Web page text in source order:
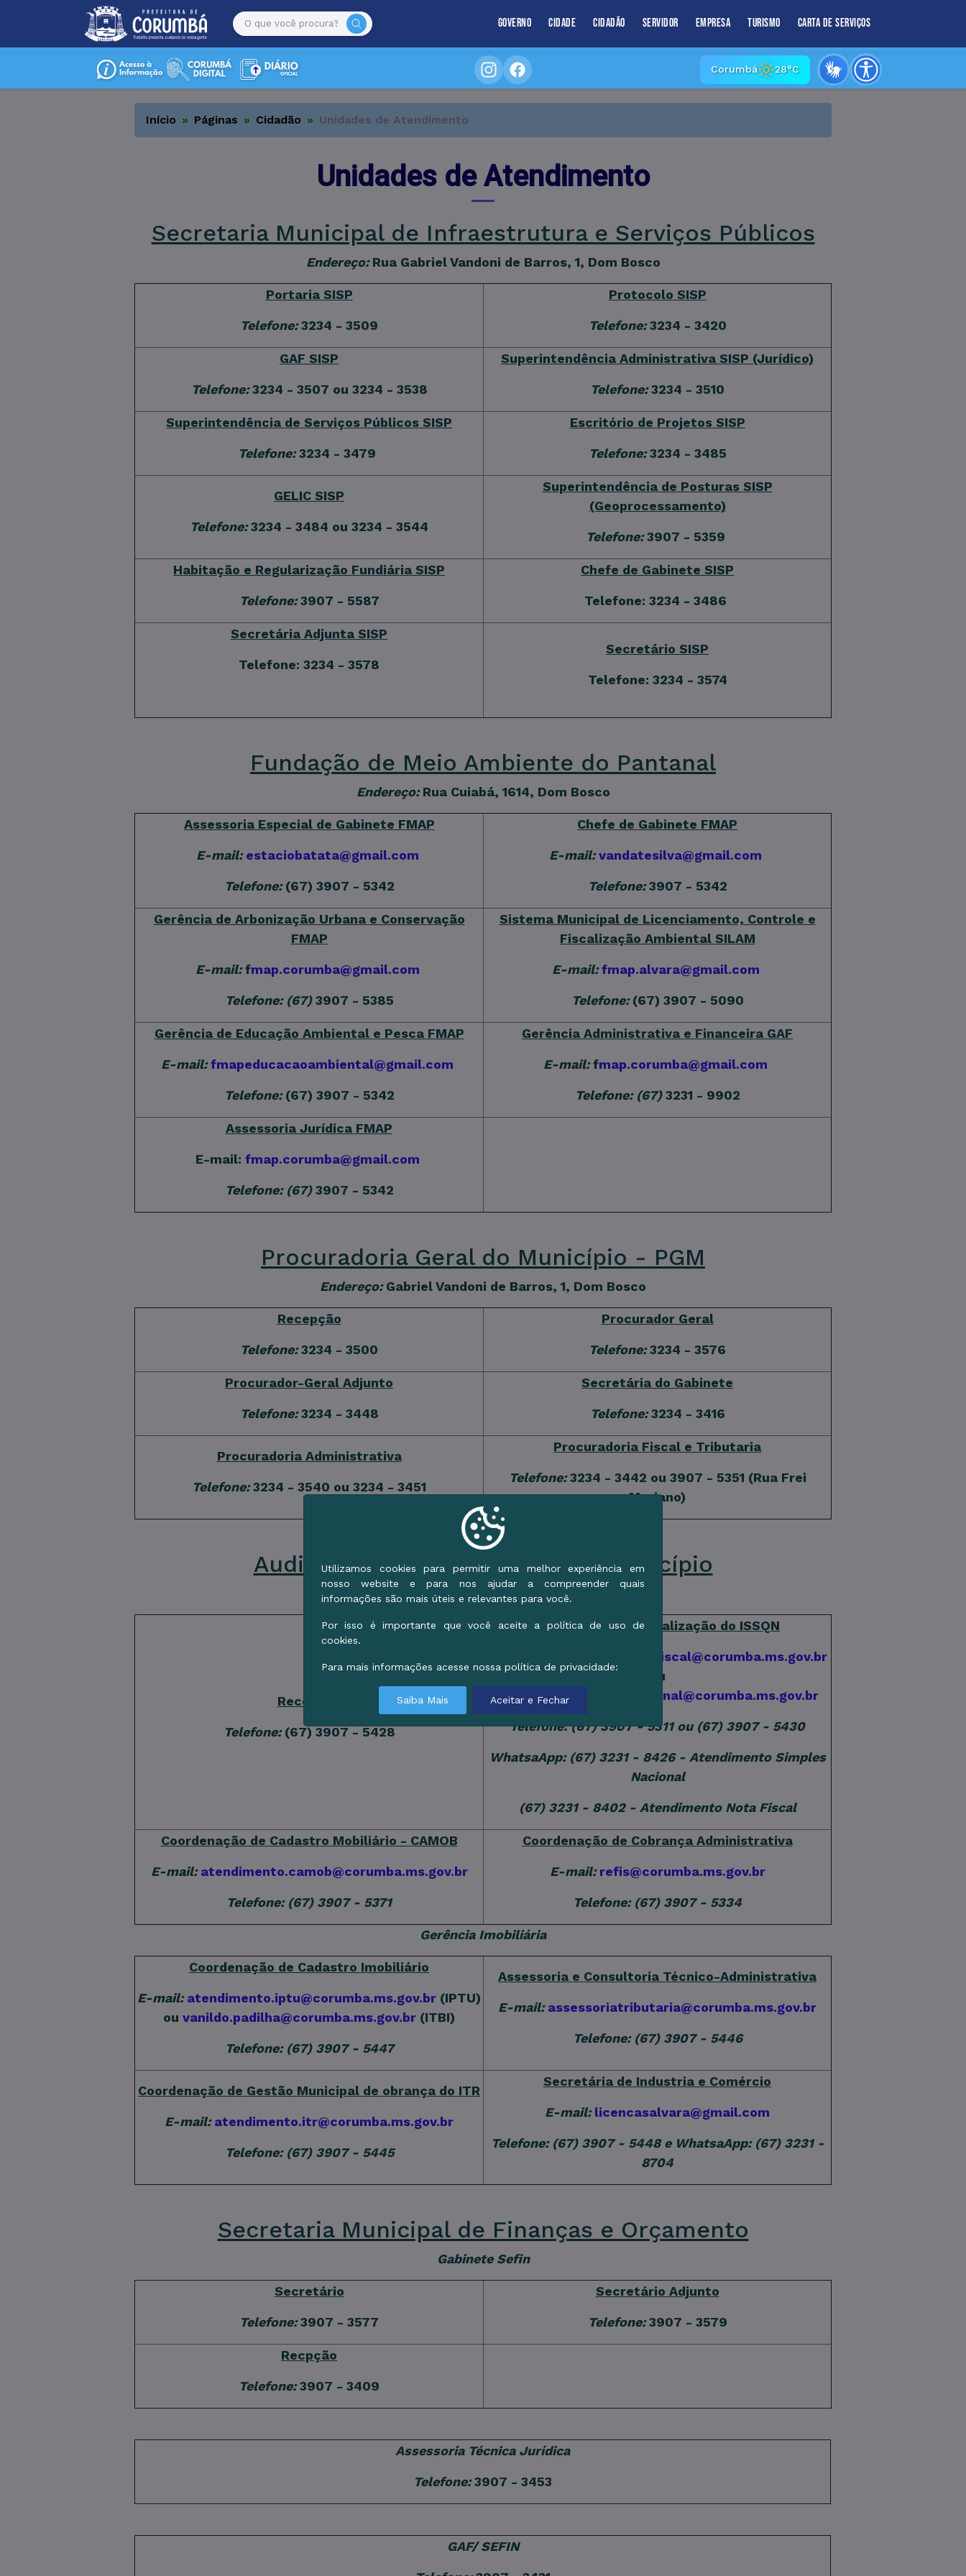
Governo Cidade Cidadão Servidor Empresa Turismo Carta de Serviços
Corumbá 28°C
Início Páginas Cidadão Unidades de Atendimento
Unidades de Atendimento
Secretaria Municipal de Infraestrutura e Serviços Públicos
Endereço:Rua Gabriel Vandoni de Barros, 1, Dom Bosco
Portaria SISP
Telefone:3234 - 3509
Protocolo SISP
Telefone:3234 - 3420
GAF SISP
Telefone:3234 - 3507 ou 3234 - 3538
Superintendência Administrativa SISP (Jurídico)
Telefone:3234 - 3510
Superintendência de Serviços Públicos SISP
Telefone:3234 - 3479
Escritório de Projetos SISP
Telefone:3234 - 3485
GELIC SISP
Telefone:3234 - 3484 ou 3234 - 3544
Superintendência de Posturas SISP
(Geoprocessamento)
Telefone:3907 - 5359
Habitação e Regularização Fundiária SISP
Telefone:3907 - 5587
Chefe de Gabinete SISP
Telefone: 3234 - 3486
Secretária Adjunta SISP
Telefone: 3234 - 3578
Secretário SISP
Telefone: 3234 - 3574
Fundação de Meio Ambiente do Pantanal
Endereço:Rua Cuiabá, 1614, Dom Bosco
Assessoria Especial de Gabinete FMAP
E-mail: estaciobatata@gmail.com
Telefone:(67) 3907 - 5342
Chefe de Gabinete FMAP
E-mail: vandatesilva@gmail.com
Telefone:3907 - 5342
Gerência de Arbonização Urbana e Conservação
FMAP
E-mail:fmap.corumba@gmail.com
Telefone: (67)3907 - 5385
Sistema Municipal de Licenciamento, Controle e
Fiscalização Ambiental SILAM
E-mail:fmap.alvara@gmail.com
Telefone:(67) 3907 - 5090
Gerência de Educação Ambiental e Pesca FMAP
E-mail:fmapeducacaoambiental@gmail.com
Telefone:(67) 3907 - 5342
Gerência Administrativa e Financeira GAF
E-mail:fmap.corumba@gmail.com
Telefone: (67)3231 - 9902
Assessoria Jurídica FMAP
E-mail: fmap.corumba@gmail.com
Telefone: (67)3907 - 5342
Procuradoria Geral do Município - PGM
Endereço:Gabriel Vandoni de Barros, 1, Dom Bosco
Recepção
Telefone:3234 - 3500
Procurador Geral
Telefone:3234 - 3576
Procurador-Geral Adjunto
Telefone:3234 - 3448
Secretária do Gabinete
Telefone:3234 - 3416
Procuradoria Administrativa
Telefone:3234 - 3540 ou 3234 - 3451
Procuradoria Fiscal e Tributaria
Telefone:3234 - 3442 ou 3907 - 5351 (Rua Frei
Mariano)
Auditoria Geral de Fazenda do Município
Gerência Mobiliária
Recepção
Telefone:(67) 3907 - 5428
Coordenaão de Fiscalização do ISSQN
atendimento.notafiscal@corumba.ms.gov.br
ou
atendimentosimplesnacional@corumba.ms.gov.br
Telefone: (67) 3907 - 5311 ou (67) 3907 - 5430
WhatsaApp: (67) 3231 - 8426 - Atendimento Simples
Nacional
(67) 3231 - 8402 - Atendimento Nota Fiscal
Coordenação de Cadastro Mobiliário - CAMOB
E-mail: atendimento.camob@corumba.ms.gov.br
Telefone: (67) 3907 - 5371
Coordenação de Cobrança Administrativa
E-mail: refis@corumba.ms.gov.br
Telefone: (67) 3907 - 5334
Gerência Imobiliária
Coordenação de Cadastro Imobiliário
E-mail: atendimento.iptu@corumba.ms.gov.br (IPTU)
ou vanildo.padilha@corumba.ms.gov.br (ITBI)
Telefone: (67) 3907 - 5447
Assessoria e Consultoria Técnico-Administrativa
E-mail: assessoriatributaria@corumba.ms.gov.br
Telefone: (67) 3907 - 5446
Coordenação de Gestão Municipal de obrança do ITR
E-mail: atendimento.itr@corumba.ms.gov.br
Telefone: (67) 3907 - 5445
Secretária de Industria e Comércio
E-mail: licencasalvara@gmail.com
Telefone: (67) 3907 - 5448 e WhatsaApp: (67) 3231 -
8704
Secretaria Municipal de Finanças e Orçamento
Gabinete Sefin
Secretário
Telefone:3907 - 3577
Secretário Adjunto
Telefone:3907 - 3579
Recpção
Telefone:3907 - 3409
Assessoria Técnica Jurídica
Telefone:3907 - 3453
GAF/ SEFIN
Utilizamos cookies para permitir uma melhor experiência em
nosso website e para nos ajudar a compreender quais
informações são mais úteis e relevantes para você.
Por isso é importante que você aceite a política de uso de
cookies.
Para mais informações acesse nossa política de privacidade:
Saiba Mais Aceitar e Fechar